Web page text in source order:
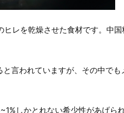
レを乾燥させた食材です。中
言われていますが、その中で
しかとれない希少性があげられ